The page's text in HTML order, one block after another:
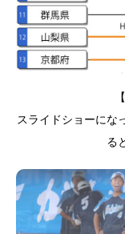
スライドショーにな
る